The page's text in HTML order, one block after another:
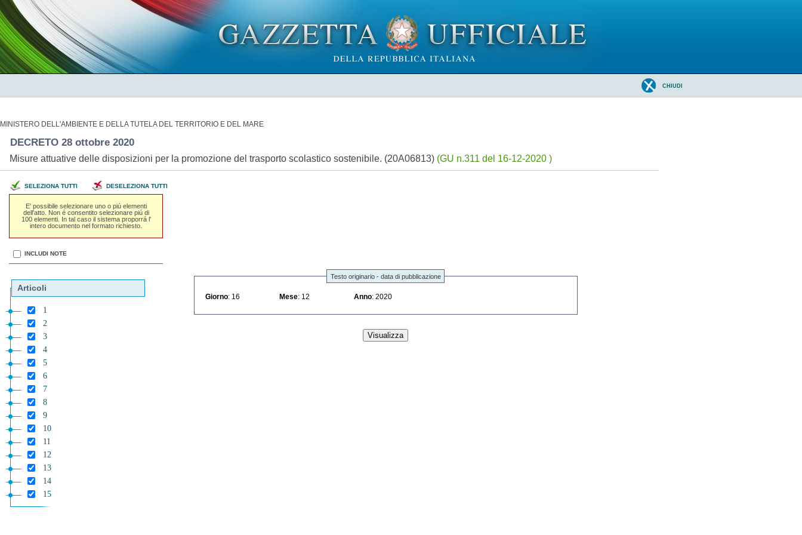
CHIUDI
MINISTERO DELL'AMBIENTE E DELLA TUTELA DEL TERRITORIO E DEL MARE
DECRETO 28 ottobre 2020
Misure attuative delle disposizioni per la promozione del trasporto scolastico sostenibile. (20A06813) (GU n.311 del 16-12-2020 )
SELEZIONA TUTTI DESELEZIONA TUTTI
E' possibile selezionare uno o piú elementi
dell'atto. Non é consentito selezionare piú di
100 elementi. In tal caso il sistema proporrá l'
intero documento nel formato richiesto.
INCLUDI NOTE
Articoli
1
2
3
4
5
6
7
8
9
10
11
12
13
14
15
Testo originario - data di pubblicazione
Giorno : 16 Mese : 12 Anno : 2020